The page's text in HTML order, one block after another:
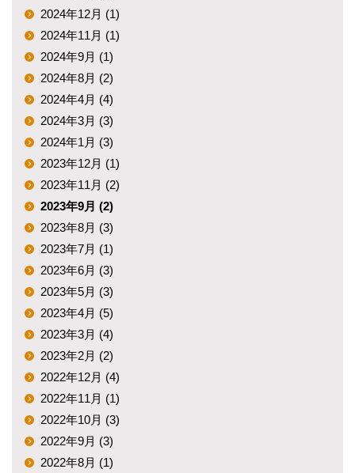
2024年12月 (1)
2024年11月 (1)
2024年9月 (1)
2024年8月 (2)
2024年4月 (4)
2024年3月 (3)
2024年1月 (3)
2023年12月 (1)
2023年11月 (2)
2023年9月 (2)
2023年8月 (3)
2023年7月 (1)
2023年6月 (3)
2023年5月 (3)
2023年4月 (5)
2023年3月 (4)
2023年2月 (2)
2022年12月 (4)
2022年11月 (1)
2022年10月 (3)
2022年9月 (3)
2022年8月 (1)